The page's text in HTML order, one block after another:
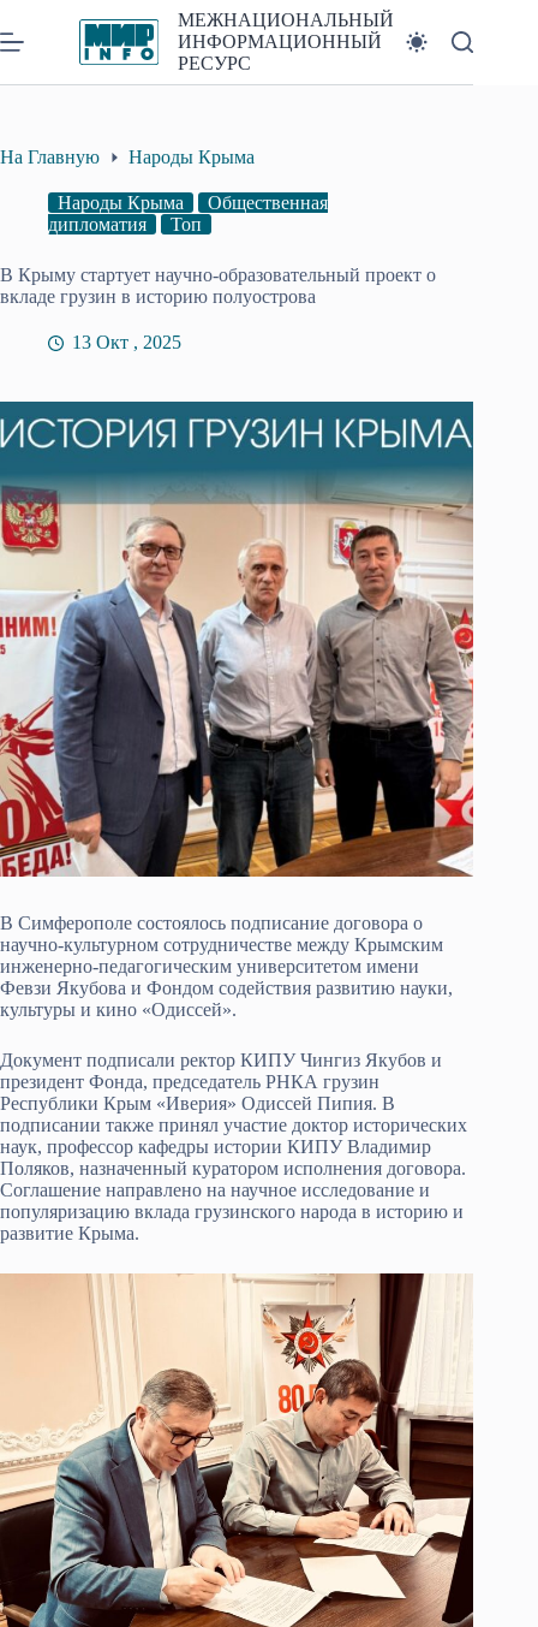
к
сути
МЕЖНАЦИОНАЛЬНЫЙ
ИНФОРМАЦИОННЫЙ
РЕСУРС
На Главную Народы Крыма
Народы Крыма
Общественная
дипломатия
Топ
В Крыму стартует научно-образовательный проект о
вкладе грузин в историю полуострова
13 Окт , 2025
В Симферополе состоялось подписание договора о
научно-культурном сотрудничестве между Крымским
инженерно-педагогическим университетом имени
Февзи Якубова и Фондом содействия развитию науки,
культуры и кино «Одиссей».
Документ подписали ректор КИПУ Чингиз Якубов и
президент Фонда, председатель РНКА грузин
Республики Крым «Иверия» Одиссей Пипия. В
подписании также принял участие доктор исторических
наук, профессор кафедры истории КИПУ Владимир
Поляков, назначенный куратором исполнения договора.
Соглашение направлено на научное исследование и
популяризацию вклада грузинского народа в историю и
развитие Крыма.